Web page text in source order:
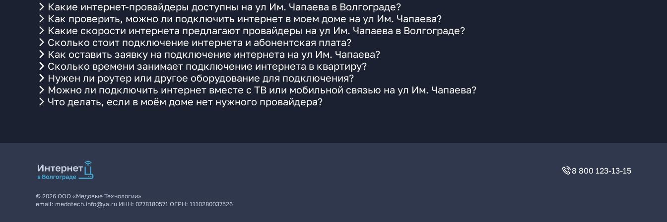
Какие интернет-провайдеры доступны на ул Им. Чапаева в Волгограде?
Как проверить, можно ли подключить интернет в моем доме на ул Им. Чапаева?
Какие скорости интернета предлагают провайдеры на ул Им. Чапаева в Волгограде?
Сколько стоит подключение интернета и абонентская плата?
Как оставить заявку на подключение интернета на ул Им. Чапаева?
Сколько времени занимает подключение интернета в квартиру?
Нужен ли роутер или другое оборудование для подключения?
Можно ли подключить интернет вместе с ТВ или мобильной связью на ул Им. Чапаева?
Что делать, если в моём доме нет нужного провайдера?
8 800 123-13-15
© 2026 ООО «Медовые Технологии»
email: medotech.info@ya.ru ИНН: 0278180571 ОГРН: 1110280037526